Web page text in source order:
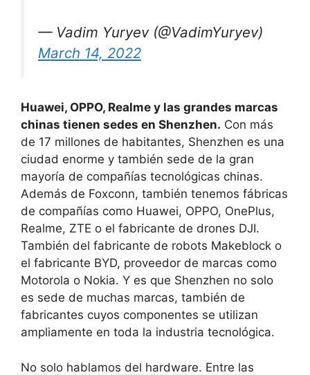
— Vadim Yuryev (@VadimYuryev)
March 14, 2022
Huawei, OPPO, Realme y las grandes marcas
chinas tienen sedes en Shenzhen. Con más
de 17 millones de habitantes, Shenzhen es una
ciudad enorme y también sede de la gran
mayoría de compañías tecnológicas chinas.
Además de Foxconn, también tenemos fábricas
de compañías como Huawei, OPPO, OnePlus,
Realme, ZTE o el fabricante de drones DJI.
También del fabricante de robots Makeblock o
el fabricante BYD, proveedor de marcas como
Motorola o Nokia. Y es que Shenzhen no solo
es sede de muchas marcas, también de
fabricantes cuyos componentes se utilizan
ampliamente en toda la industria tecnológica.
No solo hablamos del hardware. Entre las